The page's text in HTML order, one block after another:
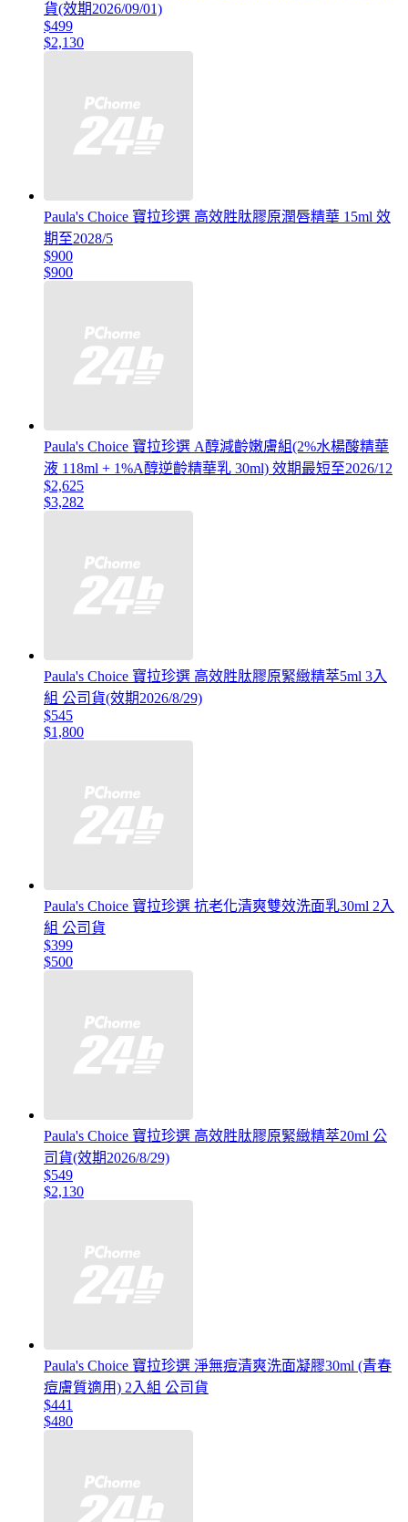
貨(效期2026/09/01)
$499
$2,130
Paula's Choice 寶拉珍選 高效胜肽膠原潤唇精華 15ml 效
期至2028/5
$900
$900
Paula's Choice 寶拉珍選 A醇減齡嫩膚組(2%水楊酸精華
液 118ml + 1%A醇逆齡精華乳 30ml) 效期最短至2026/12
$2,625
$3,282
Paula's Choice 寶拉珍選 高效胜肽膠原緊緻精萃5ml 3入
組 公司貨(效期2026/8/29)
$545
$1,800
Paula's Choice 寶拉珍選 抗老化清爽雙效洗面乳30ml 2入
組 公司貨
$399
$500
Paula's Choice 寶拉珍選 高效胜肽膠原緊緻精萃20ml 公
司貨(效期2026/8/29)
$549
$2,130
Paula's Choice 寶拉珍選 淨無痘清爽洗面凝膠30ml (青春
痘膚質適用) 2入組 公司貨
$441
$480